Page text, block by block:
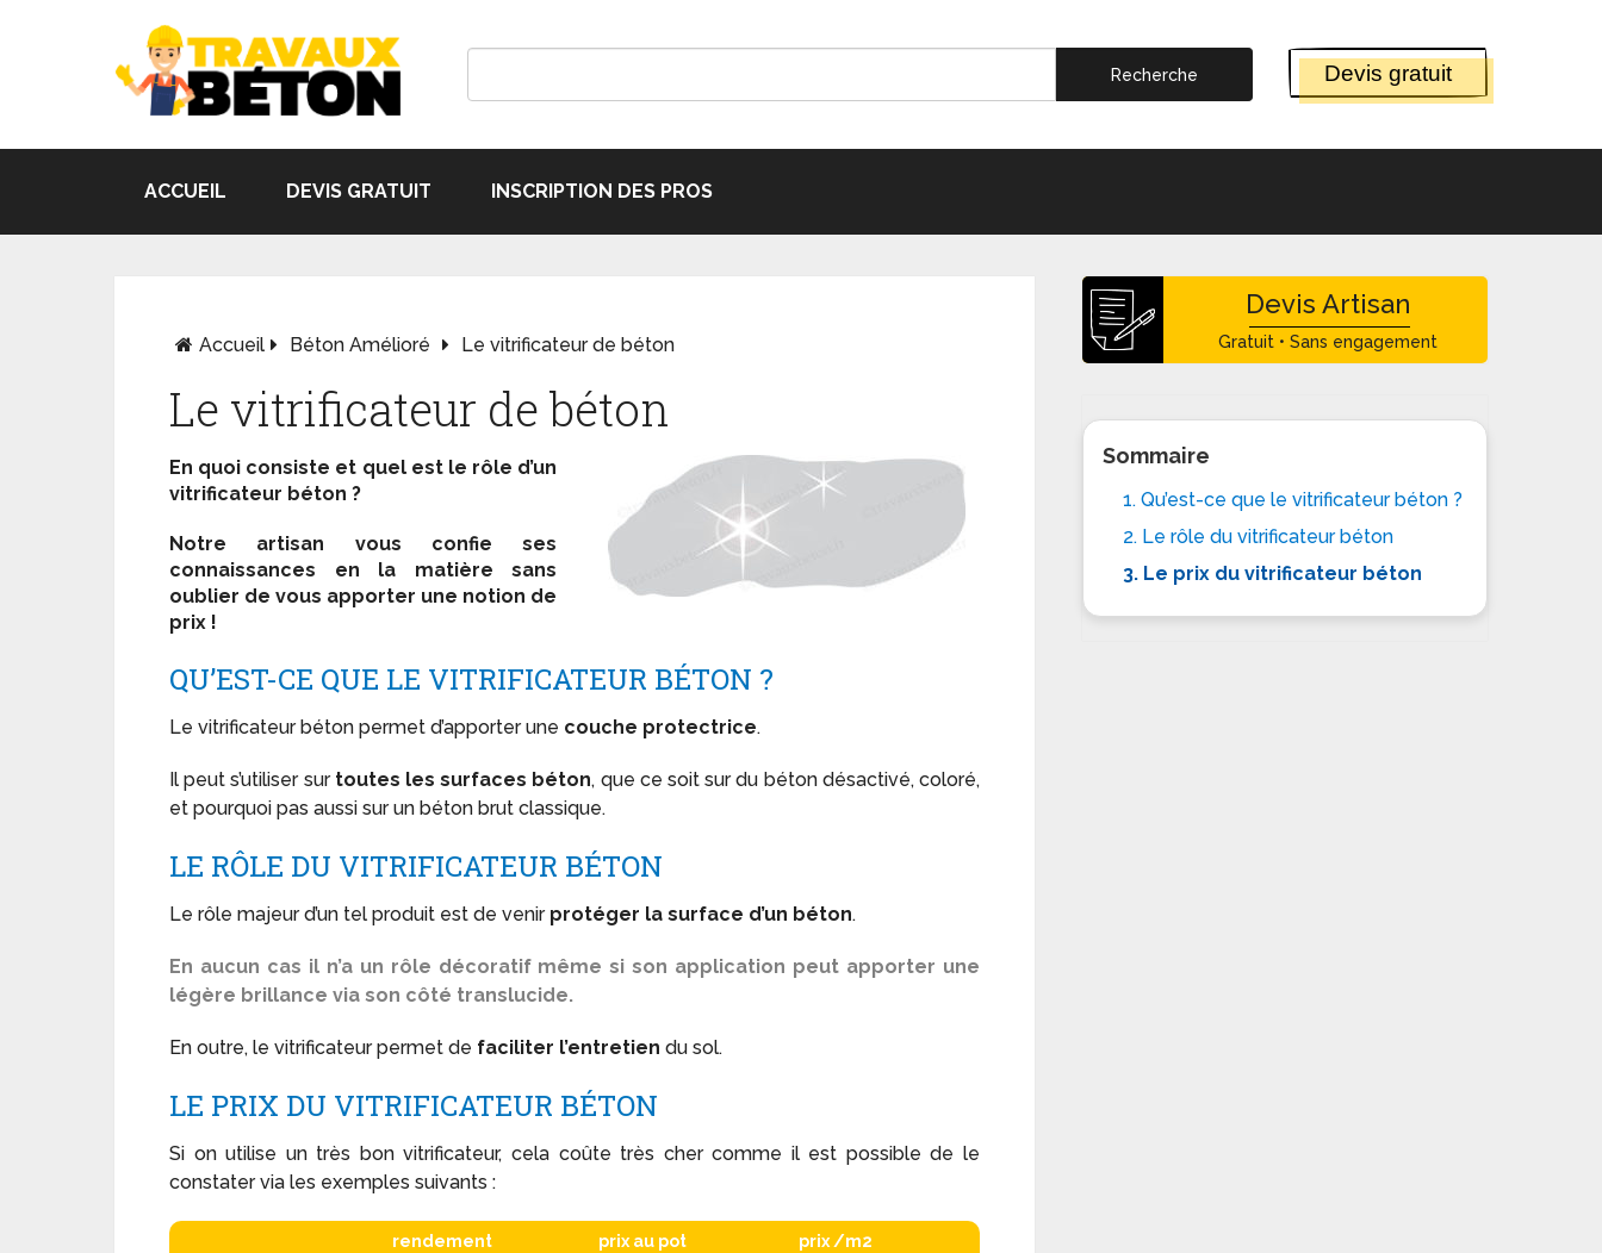
Devis gratuit
ACCUEIL DEVIS GRATUIT INSCRIPTION DES PROS
Accueil Béton Amélioré Le vitrificateur de béton
Le vitrificateur de béton
En quoi consiste et quel est le rôle d’un
vitrificateur béton ?
Notre artisan vous confie ses
connaissances en la matière sans
oublier de vous apporter une notion de
prix !
QU’EST-CE QUE LE VITRIFICATEUR BÉTON ?
Le vitrificateur béton permet d’apporter une couche protectrice.
Il peut s’utiliser sur toutes les surfaces béton, que ce soit sur du béton désactivé, coloré,
et pourquoi pas aussi sur un béton brut classique.
LE RÔLE DU VITRIFICATEUR BÉTON
Le rôle majeur d’un tel produit est de venir protéger la surface d’un béton.
En aucun cas il n’a un rôle décoratif même si son application peut apporter une
légère brillance via son côté translucide.
En outre, le vitrificateur permet de faciliter l’entretien du sol.
LE PRIX DU VITRIFICATEUR BÉTON
Si on utilise un très bon vitrificateur, cela coûte très cher comme il est possible de le
constater via les exemples suivants :
rendement prix au pot prix /m2
Devis Artisan
Gratuit • Sans engagement
Sommaire
1. Qu’est-ce que le vitrificateur béton ?
2. Le rôle du vitrificateur béton
3. Le prix du vitrificateur béton